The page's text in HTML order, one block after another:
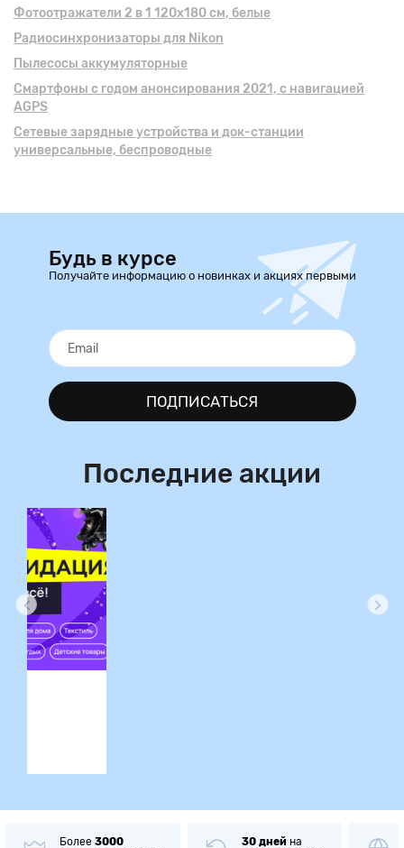
Фотоотражатели 2 в 1 120x180 см, белые
Радиосинхронизаторы для Nikon
Пылесосы аккумуляторные
Смартфоны с годом анонсирования 2021, с навигацией
AGPS
Сетевые зарядные устройства и док-станции
универсальные, беспроводные
Будь в курсе
Получайте информацию о новинках и акциях первыми
ПОДПИСАТЬСЯ
Последние акции
Более 3000
30 дней на